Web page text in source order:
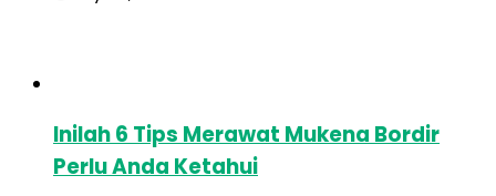
Inilah 6 Tips Merawat Mukena Bordir
Perlu Anda Ketahui